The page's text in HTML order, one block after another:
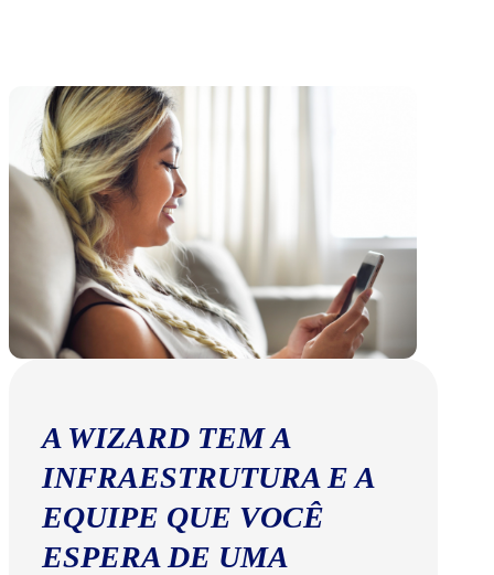
A WIZARD TEM A
INFRAESTRUTURA E A
EQUIPE QUE VOCÊ
ESPERA DE UMA